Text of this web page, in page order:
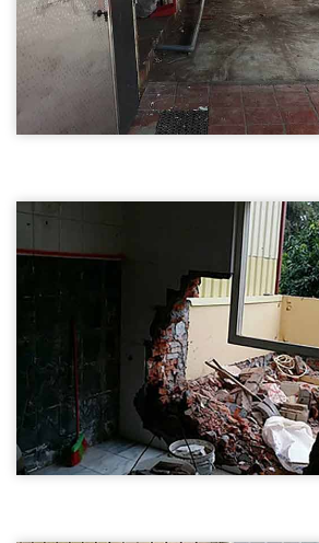
尖石鄉店面裝潢拆除
尖石鄉店面裝潢拆除